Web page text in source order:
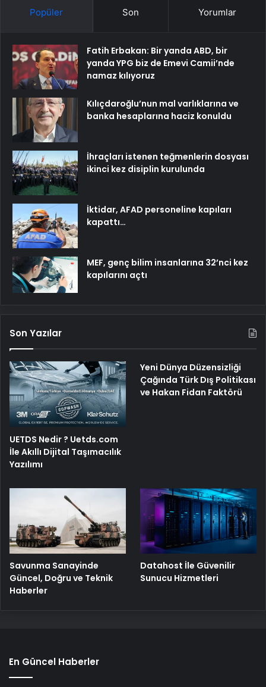
Popüler Son Yorumlar
Fatih Erbakan: Bir yanda ABD, bir
yanda YPG biz de Emevi Camii’nde
namaz kılıyoruz
Kılıçdaroğlu’nun mal varlıklarına ve
banka hesaplarına haciz konuldu
İhraçları istenen teğmenlerin dosyası
ikinci kez disiplin kurulunda
İktidar, AFAD personeline kapıları
kapattı…
MEF, genç bilim insanlarına 32’nci kez
kapılarını açtı
Son Yazılar
UETDS Nedir ? Uetds.com
İle Akıllı Dijital Taşımacılık
Yazılımı
Yeni Dünya Düzensizliği
Çağında Türk Dış Politikası
ve Hakan Fidan Faktörü
Savunma Sanayinde
Güncel, Doğru ve Teknik
Haberler
Datahost İle Güvenilir
Sunucu Hizmetleri
En Güncel Haberler